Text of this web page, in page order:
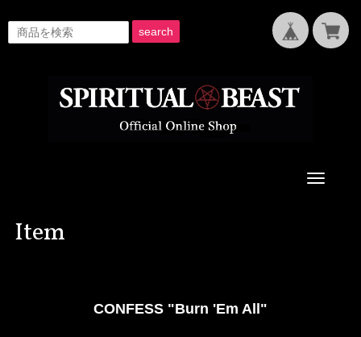
search
Toggle
Item
CONFESS "Burn 'Em All"